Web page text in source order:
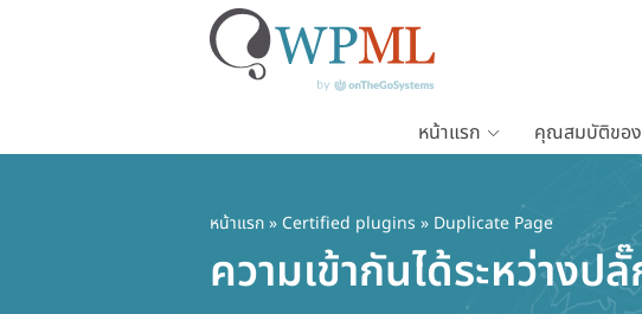
หน้าแรก คุณสมบัติขอ
หน้าแรก» Certified plugins » Duplicate Page
ความเข้ากันได้ระหว่าง